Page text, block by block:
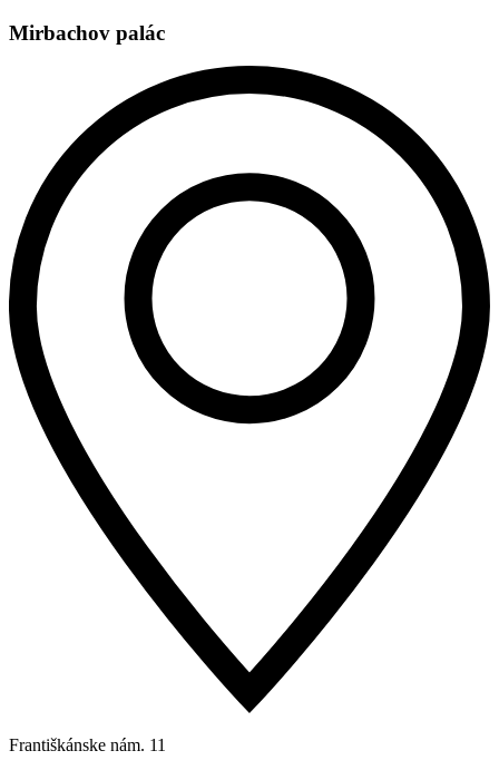
Mirbachov palác
Františkánske nám. 11